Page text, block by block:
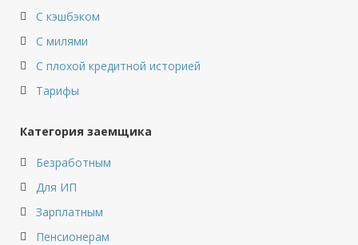
С кэшбэком
С милями
С плохой кредитной историей
Тарифы
Категория заемщика
Безработным
Для ИП
Зарплатным
Пенсионерам